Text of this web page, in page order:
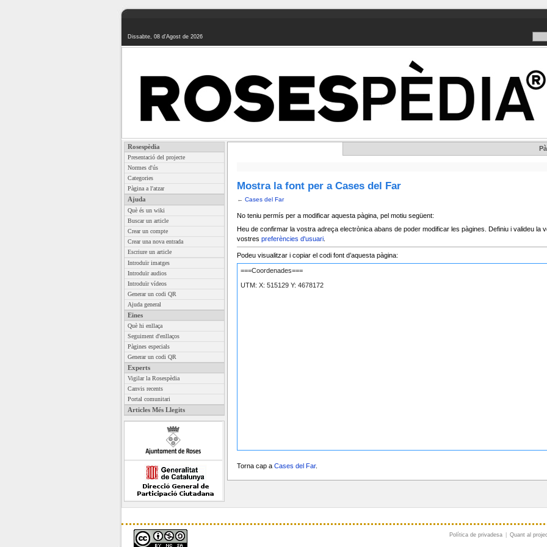
Dissabte, 08 d'Agost de 2026
Rosespèdia
Presentació del projecte
Normes d'ús
Categories
Pàgina a l'atzar
Ajuda
Què és un wiki
Buscar un article
Crear un compte
Crear una nova entrada
Escriure un article
Introduïr imatges
Introduïr audios
Introduïr vídeos
Generar un codi QR
Ajuda general
Eines
Què hi enllaça
Seguiment d'enllaços
Pàgines especials
Generar un codi QR
Experts
Vigilar la Rosespèdia
Canvis recents
Portal comunitari
Articles Més Llegits
Mostra la font per a Cases del Far
← Cases del Far
No teniu permís per a modificar aquesta pàgina, pel motiu següent:
Heu de confirmar la vostra adreça electrònica abans de poder modificar les pàgines. Definiu i valideu la
vostres preferències d'usuari.
Podeu visualitzar i copiar el codi font d’aquesta pàgina:
Torna cap a Cases del Far.
Política de privadesa Quant al